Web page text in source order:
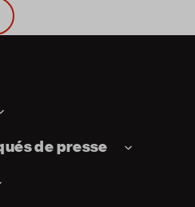
de presse